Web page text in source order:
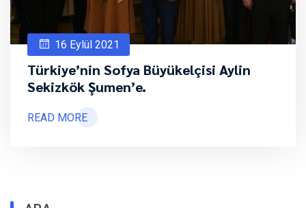
16 Eylül 2021
Türkiye’nin Sofya Büyükelçisi Aylin
Sekizkök Şumen’e.
READ MORE